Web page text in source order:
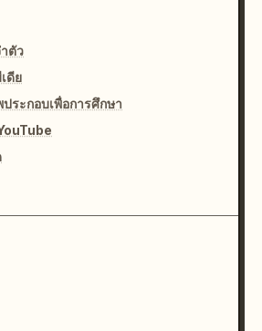
ตัว
ดีย
ระกอบเพื่อการศึกษา